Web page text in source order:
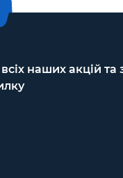
наших акцій